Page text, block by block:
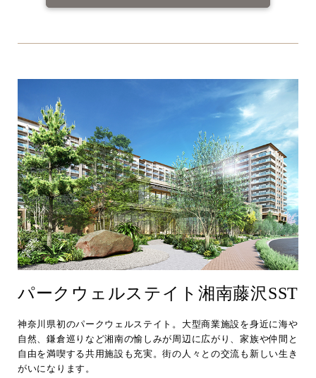
パークウェルステイト湘南藤沢SST
神奈川県初のパークウェルステイト。大型商業施設を身近に海や
自然、鎌倉巡りなど湘南の愉しみが周辺に広がり、家族や仲間と
自由を満喫する共用施設も充実。街の人々との交流も新しい生き
がいになります。